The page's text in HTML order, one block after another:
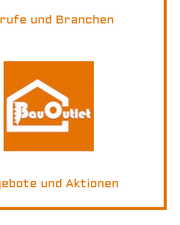
und Branchen
und Aktionen